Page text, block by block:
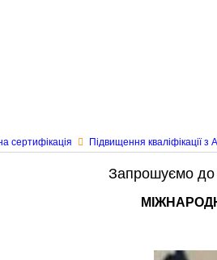
сертифікація Підвищення кваліфікації з
Запрошуємо до